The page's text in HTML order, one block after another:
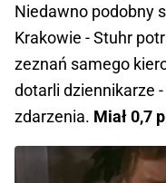
Niedawno podobny
Krakowie - Stuhr
zeznań samego
dotarli dziennikarze
zdarzenia. Miał 0,7